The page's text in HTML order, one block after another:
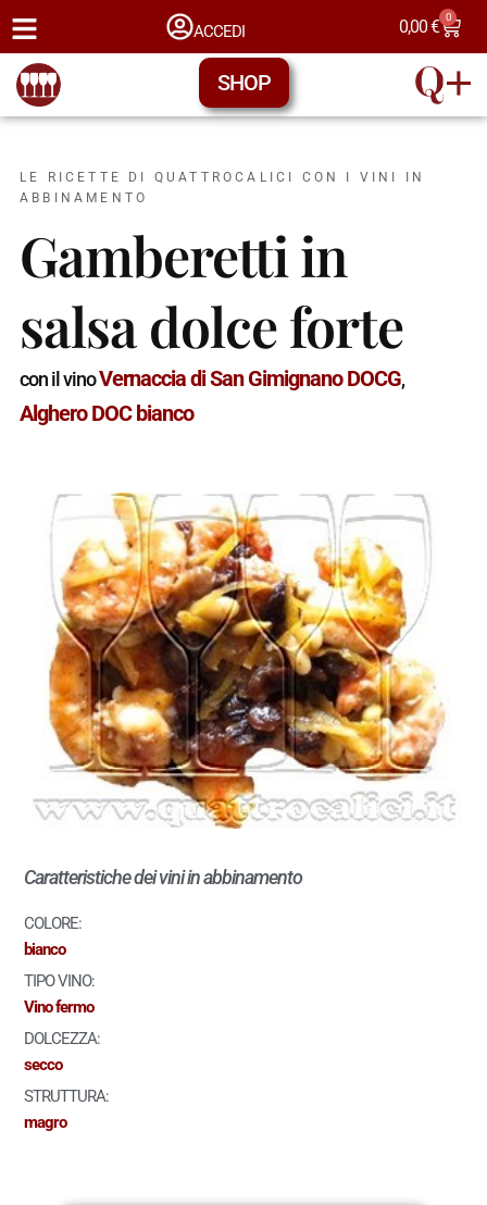
ACCEDI 0,00€ 0
SHOP
LE RICETTE DI QUATTROCALICI CON I VINI IN
ABBINAMENTO
Gamberetti in
salsa dolce forte
con il vinoVernaccia di San Gimignano DOCG,
Alghero DOC bianco
Caratteristiche dei vini in abbinamento
COLORE:
bianco
TIPO VINO:
Vino fermo
DOLCEZZA:
secco
STRUTTURA:
magro